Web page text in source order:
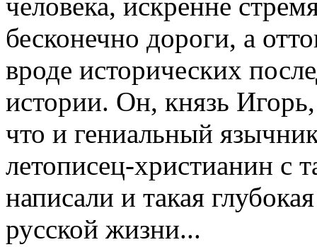
бесконечно дороги, а
вроде исторических
истории. Он, князь
что и гениальный
летописец-христианин с
написали и такая
русской жизни...